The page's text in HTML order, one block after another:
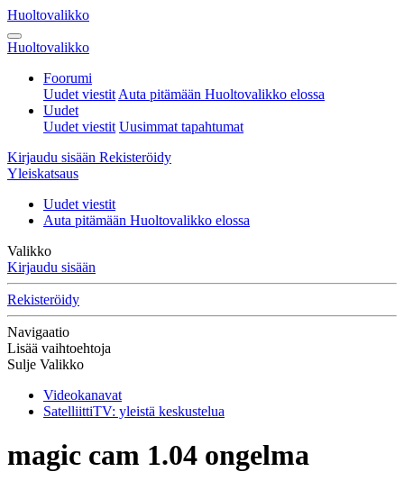
Huoltovalikko
Huoltovalikko
Foorumi
Uudet viestit Auta pitämään Huoltovalikko elossa
Uudet
Uudet viestit Uusimmat tapahtumat
Kirjaudu sisään Rekisteröidy
Yleiskatsaus
Uudet viestit
Auta pitämään Huoltovalikko elossa
Valikko
Kirjaudu sisään
Rekisteröidy
Navigaatio
Lisää vaihtoehtoja
Sulje Valikko
Videokanavat
SatelliittiTV: yleistä keskustelua
magic cam 1.04 ongelma